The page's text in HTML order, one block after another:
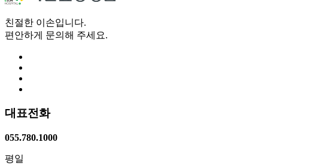
친절한 이손입니다.
편안하게 문의해 주세요.
대표전화
055.780.1000
평일